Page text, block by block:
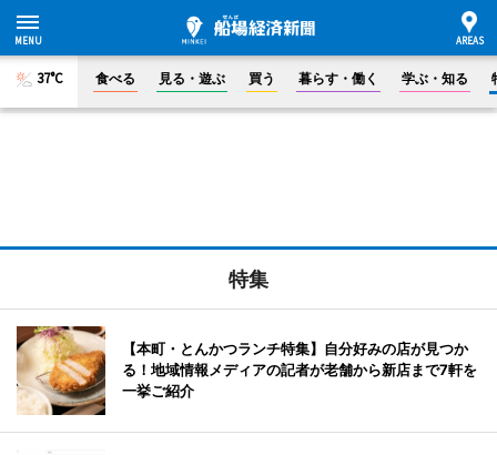
37°C 食べる 見る・遊ぶ 買う 暮らす・働く 学ぶ・知る
特集
【本町・とんかつランチ特集】自分好みの店が見つか
る！地域情報メディアの記者が老舗から新店まで7軒を
一挙ご紹介